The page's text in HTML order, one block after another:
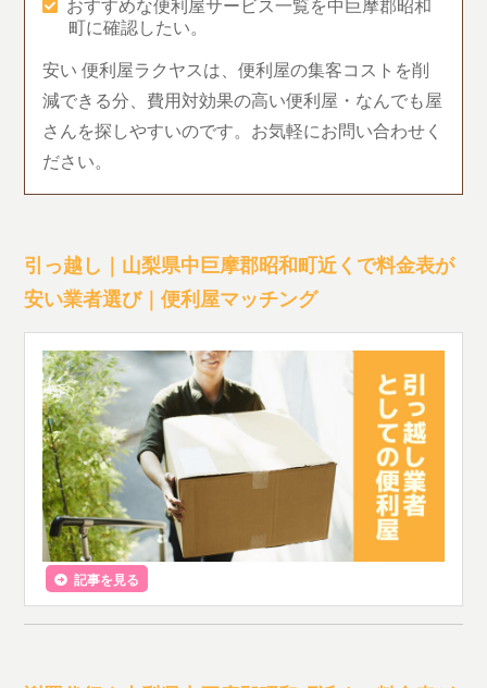
おすすめな便利屋サービス一覧を中巨摩郡昭和
町に確認したい。
安い 便利屋ラクヤスは、便利屋の集客コストを削
減できる分、費用対効果の高い便利屋・なんでも屋
さんを探しやすいのです。お気軽にお問い合わせく
ださい。
引っ越し｜山梨県中巨摩郡昭和町近くで料金表が
安い業者選び｜便利屋マッチング
記事を見る